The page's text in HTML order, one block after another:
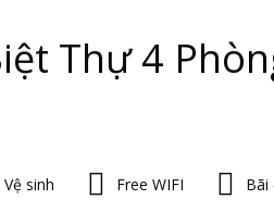
Thự 4
Vệ sinh Free WIFI Bãi